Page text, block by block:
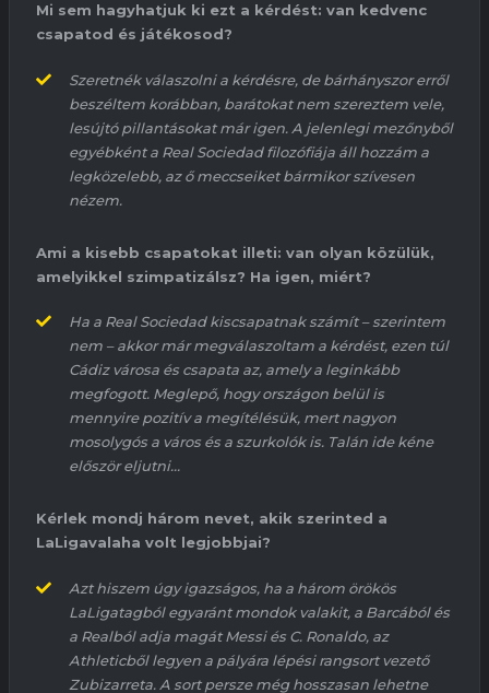
Mi sem hagyhatjuk ki ezt a kérdést: van kedvenc
csapatod és játékosod?
Szeretnék válaszolni a kérdésre, debárhányszorerről
beszéltem korábban, barátokat nem szereztem vele,
lesújtó pillantásokat márigen. A jelenlegi mezőnyből
egyébként a RealSociedadfilozófiája áll hozzám a
legközelebb, az ő meccseiket bármikor szívesen
nézem.
Ami a kisebb csapatokat illeti: van olyan közülük,
amelyikkel szimpatizálsz? Ha igen, miért?
Ha a RealSociedadkiscsapatnak számít – szerintem
nem – akkor már megválaszoltam a kérdést, ezen túl
Cádizvárosa és csapata az, amely a leginkább
megfogott. Meglepő, hogy országon belül is
mennyire pozitív a megítélésük, mert nagyon
mosolygós a város és a szurkolók is. Talán ide kéne
először eljutni…
Kérlek mondj három nevet, akik szerinted a
LaLigavalaha volt legjobbjai?
Azt hiszem úgy igazságos, ha a három örökös
LaLigatagból egyaránt mondok valakit, a Barcábólés
a Realból adja magátMessiés C. Ronaldo, az
Athleticbőllegyen a pályára lépési rangsort vezető
Zubizarreta. A sort persze még hosszasan lehetne